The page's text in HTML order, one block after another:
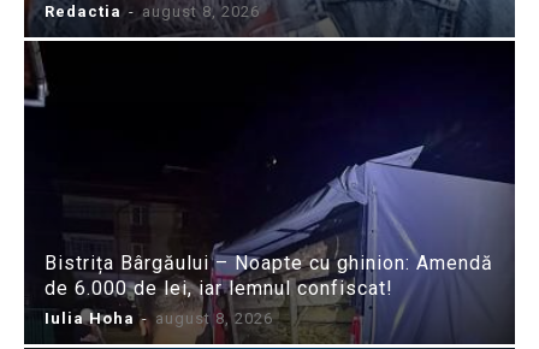
Redactia - august 8, 2026
Bistrița Bârgăului – Noapte cu ghinion: Amendă
de 6.000 de lei, iar lemnul confiscat!
Iulia Hoha - august 8, 2026